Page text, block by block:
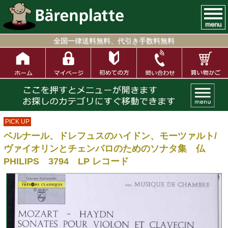
menu
全国一律送料無料、代引き手数料無料
PICK UP
ベルナール、ドレフュスのハイドン、モーツァルト/
ヴァイオリンとチェンバロのためのソナタ集 仏
PHILIPS 3794 LP レコード